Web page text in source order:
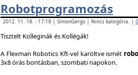
Robotprogramozás
2012. 11. 18. - 17:18 | SimonGergo | Nincs kategória. |
Tisztelt Kolleginák és Kollégák!
A Flexman Robotics Kft-vel karöltve ismét
3x8 órás bontásban, szombati napokon.